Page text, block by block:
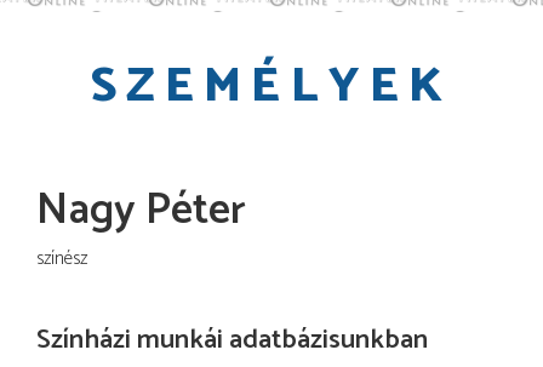
SZEMÉLYEK
Nagy Péter
színész
Színházi munkái adatbázisunkban